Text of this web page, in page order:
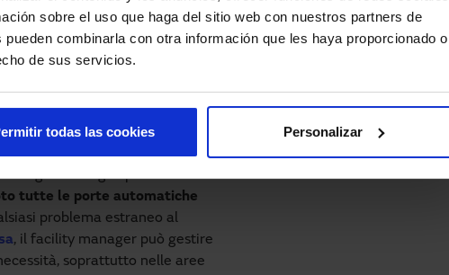
sobre el uso que haga del sitio web con nuestros partners de
combinarla con otra información que les haya proporcionado o
de sus servicios.
Personalizar
todas las cookies
eliminare le barriere
energetica degli edifici
porta venga lasciata
la diffusione di virus e
le mani per aprirle o
IoT negli operatori Visio+
tutte le porte automatiche
problema estraneo al
, il facility manager può gestire
soprattutto nelle aree